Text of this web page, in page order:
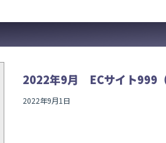
2022年9月 ECサイト999
2022年9月1日